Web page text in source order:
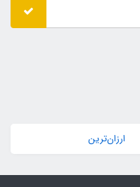
ارزان‌ترین